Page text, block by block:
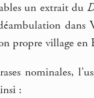
un extrait du
propre village en
nominales,
: